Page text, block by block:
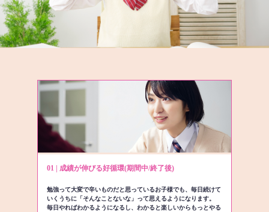
01 | 成績が伸びる好循環(期間中/終了後)
勉強って大変で辛いものだと思っているお子様でも、毎日続けて
いくうちに「そんなことないな」って思えるようになります。
毎日やればわかるようになるし、わかると楽しいからもっとやる